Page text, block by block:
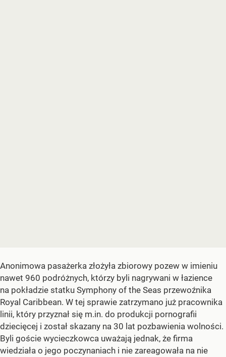
Anonimowa pasażerka złożyła zbiorowy pozew w imieniu
nawet 960 podróżnych, którzy byli nagrywani w łazience
na pokładzie statku Symphony of the Seas przewoźnika
Royal Caribbean. W tej sprawie zatrzymano już pracownika
linii, który przyznał się m.in. do produkcji pornografii
dziecięcej i został skazany na 30 lat pozbawienia wolności.
Byli goście wycieczkowca uważają jednak, że firma
wiedziała o jego poczynaniach i nie zareagowała na nie